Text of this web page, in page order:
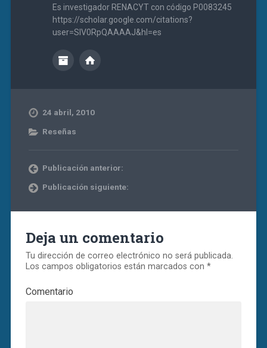
Es investigador RENACYT con código P0083245
https://scholar.google.com/citations?
user=SIV0RpQAAAAJ&hl=es
24 abril, 2010
Reseñas
Publicación anterior:
Publicación siguiente:
Deja un comentario
Tu dirección de correo electrónico no será publicada.
Los campos obligatorios están marcados con *
Comentario